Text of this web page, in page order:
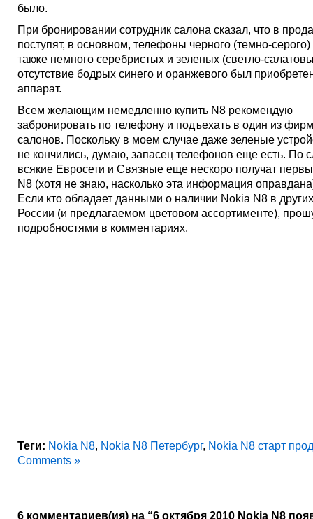
было.
При бронировании сотрудник салона сказал, что в
поступят, в основном, телефоны черного (темно-серого)
также немного серебристых и зеленых (светло-
отсутствие бодрых синего и оранжевого был
аппарат.
Всем желающим немедленно купить N8 рекомендую
забронировать по телефону и подъехать в один из
салонов. Поскольку в моем случае даже зеленые
не кончились, думаю, запасец телефонов еще есть. По
всякие Евросети и Связные еще нескоро получат
N8 (хотя не знаю, насколько эта информация
Если кто обладает данными о наличии Nokia N8 в
России (и предлагаемом цветовом ассортименте),
подробностями в комментариях.
Теги: Nokia N8, Nokia N8 Петербург, Nokia N8 старт
Comments »
6 комментариев(ия) на “6 октября 2010 Nokia N8